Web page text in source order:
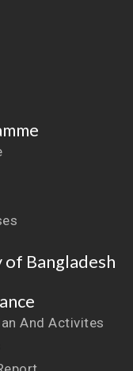
Bangladesh
And Activites